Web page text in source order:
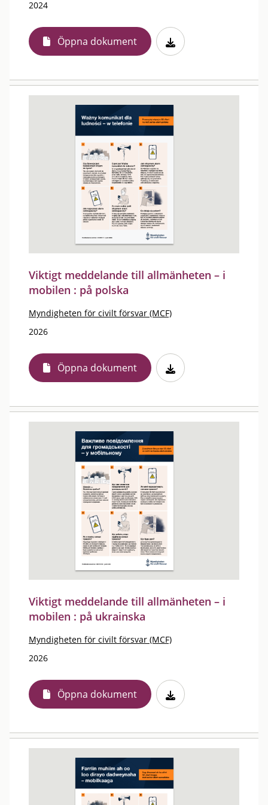
2024
Öppna dokument
Viktigt meddelande till allmänheten – i
mobilen : på polska
Myndigheten för civilt försvar (MCF)
2026
Öppna dokument
Viktigt meddelande till allmänheten – i
mobilen : på ukrainska
Myndigheten för civilt försvar (MCF)
2026
Öppna dokument